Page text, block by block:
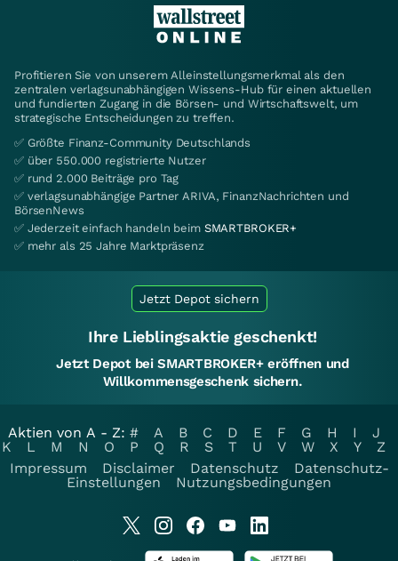
Profitieren Sie von unserem Alleinstellungsmerkmal als den
zentralen verlagsunabhängigen Wissens-Hub für einen aktuellen
und fundierten Zugang in die Börsen- und Wirtschaftswelt, um
strategische Entscheidungen zu treffen.
✅ Größte Finanz-Community Deutschlands
✅ über 550.000 registrierte Nutzer
✅ rund 2.000 Beiträge pro Tag
✅ verlagsunabhängige Partner ARIVA, FinanzNachrichten und
BörsenNews
✅ Jederzeit einfach handeln beim SMARTBROKER+
✅ mehr als 25 Jahre Marktpräsenz
Jetzt Depot sichern
Ihre Lieblingsaktie geschenkt!
Jetzt Depot bei SMARTBROKER+ eröffnen und
Willkommensgeschenk sichern.
Aktien von A - Z: # A B C D E F G H I
J
K
L M N O P Q R S T U V W X Y
Z
Impressum
Disclaimer Datenschutz
Datenschutz-
Einstellungen
Nutzungsbedingungen